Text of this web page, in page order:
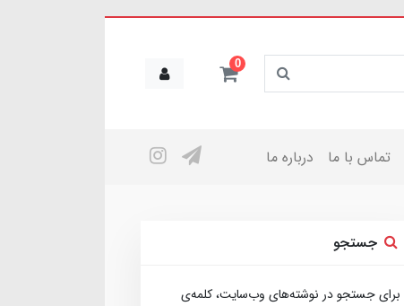
0
تماس با ما درباره ما
جستجو
برای جستجو در نوشته‌های وب‌سایت، کلمه‌ی